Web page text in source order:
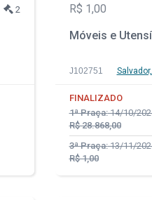
2 R$ 1,00
Móveis e
J102751
FINALIZADO
1ª Praça:14/10/
R$ 28.868,00
3ª Praça:13/11/
R$ 1,00